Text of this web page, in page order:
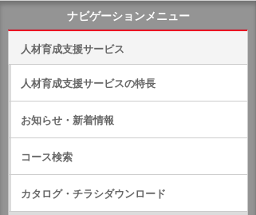
ナビゲーションメニュー
人材育成支援サービス
人材育成支援サービスの特長
お知らせ・新着情報
コース検索
カタログ・チラシダウンロード